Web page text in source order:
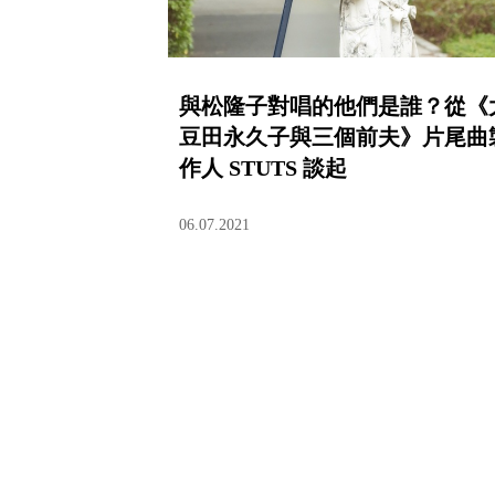
與松隆子對唱的他們是誰？從《
豆田永久子與三個前夫》片尾曲
作人 STUTS 談起
06.07.2021